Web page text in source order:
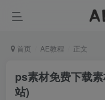
首页 AE教程 正文
ps素材免费下载
站)